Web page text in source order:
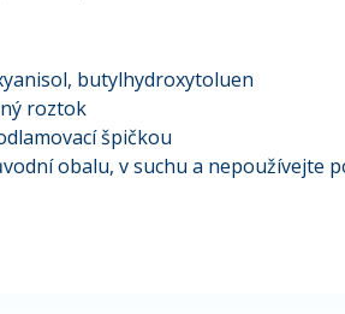
butylhydroxytoluen
roztok
špičkou
obalu, v suchu a